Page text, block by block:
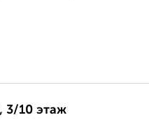
3/10 этаж